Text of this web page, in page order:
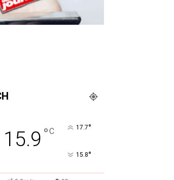
15.9 °C 17.7°
15.8°